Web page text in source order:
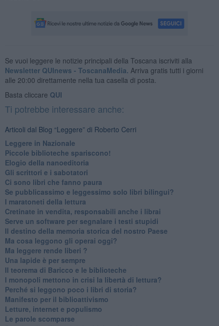
Se vuoi leggere le notizie principali della Toscana iscriviti alla
Newsletter QUInews - ToscanaMedia. Arriva gratis tutti i giorni
alle 20:00 direttamente nella tua casella di posta.
Basta cliccare QUI
Ti potrebbe interessare anche:
Articoli dal Blog “Leggere” di Roberto Cerri
​Leggere in Nazionale
​Piccole biblioteche spariscono!
​Elogio della nanoeditoria
Gli scrittori e i sabotatori
Ci sono libri che fanno paura
Se pubblicassimo e leggessimo solo libri bilingui?
I maratoneti della lettura
Cretinate in vendita, responsabili anche i librai
Serve un software per segnalare i testi stupidi
​Il destino della memoria storica del nostro Paese
Ma cosa leggono gli operai oggi?
Ma leggere rende liberi ?
​Una lapide è per sempre
Il teorema di Baricco e le biblioteche
I monopoli mettono in crisi la libertà di lettura?
​Perché si leggono poco i libri di storia?
​Manifesto per il biblioattivismo
Letture, internet e populismo
​Le parole scomparse